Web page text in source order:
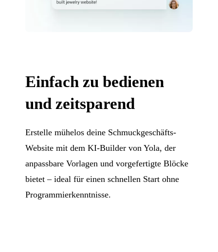
Einfach zu bedienen
und zeitsparend
Erstelle mühelos deine Schmuckgeschäfts-
Website mit dem KI-Builder von Yola, der
anpassbare Vorlagen und vorgefertigte Blöcke
bietet – ideal für einen schnellen Start ohne
Programmierkenntnisse.